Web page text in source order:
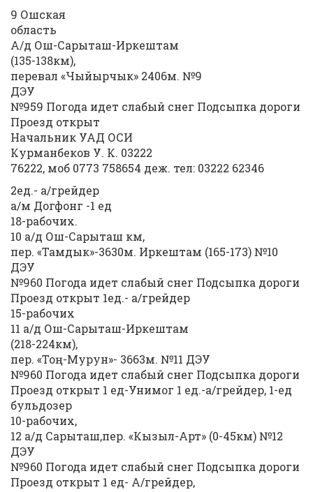
9 Ошская
область
А/д Ош-Сарыташ-Иркештам
(135-138км),
перевал «Чыйырчык» 2406м. №9
ДЭУ
№959 Погода идет слабый снег Подсыпка дороги
Проезд открыт
Начальник УАД ОСИ
Курманбеков У. К. 03222
76222, моб 0773 758654 деж. тел: 03222 62346
2ед.- а/грейдер
а/м Догфонг -1 ед
18-рабочих.
10 а/д Ош-Сарыташ км,
пер. «Тамдык»-3630м. Иркештам (165-173) №10
ДЭУ
№960 Погода идет слабый снег Подсыпка дороги
Проезд открыт 1ед.- а/грейдер
15-рабочих
11 а/д Ош-Сарыташ-Иркештам
(218-224км),
пер. «Тоң-Мурун»- 3663м. №11 ДЭУ
№960 Погода идет слабый снег Подсыпка дороги
Проезд открыт 1 ед-Унимог 1 ед.-а/грейдер, 1-ед
бульдозер
10-рабочих,
12 а/д Сарыташ,пер. «Кызыл-Арт» (0-45км) №12
ДЭУ
№960 Погода идет слабый снег Подсыпка дороги
Проезд открыт 1 ед- А/грейдер,